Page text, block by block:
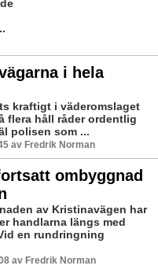
i hela
kraftigt i väderomslaget
flera håll råder ordentlig
polisen som ...
av Fredrik Norman
ombyggnad
av Kristinavägen har
handlarna längs med
en rundringning
av Fredrik Norman